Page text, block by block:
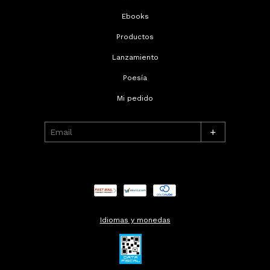
Ebooks
Productos
Lanzamiento
Poesía
Mi pedido
+
Idiomas y monedas